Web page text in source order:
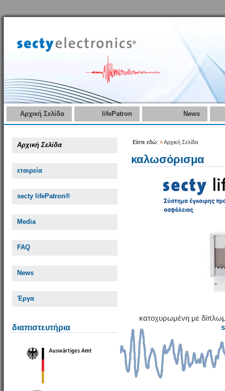
Αρχική Σελίδα lifePatron News
Αρχική Σελίδα
εταιρεία
secty lifePatron®
Media
FAQ
News
Έργα
διαπιστευτήρια
Είστε εδώ: »Αρχική Σελίδα
καλωσόρισμα
κατοχυρωμένη με